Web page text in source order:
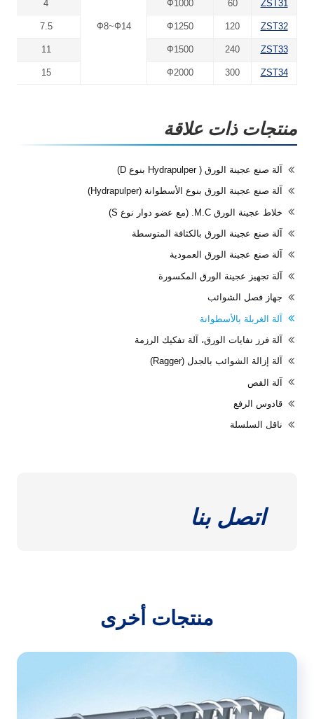
Ф8~Ф14
ZST31
60
Ф1000
4
ZST32
120
Ф1250
7.5
ZST33
240
Ф1500
11
ZST34
300
Ф2000
15
منتجات ذات علاقة
آلة صنع عجينة الورق ( Hydrapulper بنوع D)
آلة صنع عجينة الورق بنوع الأسطوانة (Hydrapulper)
خلاط عجينة الورق M.C. (مع عضو دوار نوع S)
آلة صنع عجينة الورق بالكثافة المتوسطة
آلة صنع عجينة الورق العمودية
آلة تجهيز عجينة الورق المكسورة
جهاز فصل الشوائب
آلة الغربلة بالأسطوانة
آلة فرز نفايات الورق، آلة تفكيك الرزمة
آلة إزالة الشوائب بالجدل (Ragger)
آلة القص
قادوس الرفع
ناقل السلسلة
اتصل بنا
منتجات أخرى